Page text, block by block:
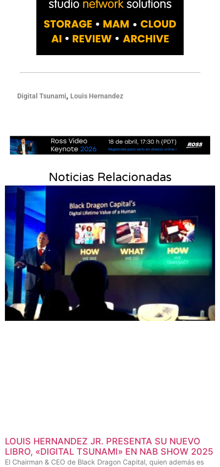
Digital Tsunami, Louis Hernandez
Noticias Relacionadas
LOUIS HERNANDEZ JR. PRESENTA SU NUEVO
LIBRO, «DIGITAL TSUNAMI» EN NAB SHOW 2025
El Chairman & CEO de Black Dragon Capital, quien además es